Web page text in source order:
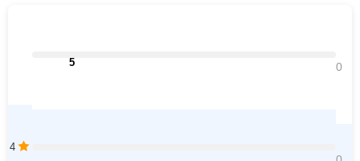
                                5
4